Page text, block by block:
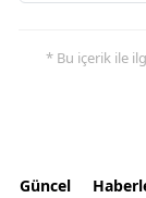
* Bu içerik ile
Güncel